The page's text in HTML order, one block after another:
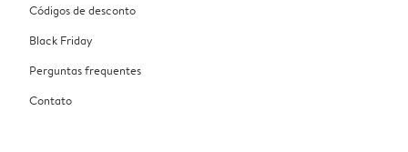
Códigos de desconto
Black Friday
Perguntas frequentes
Contato